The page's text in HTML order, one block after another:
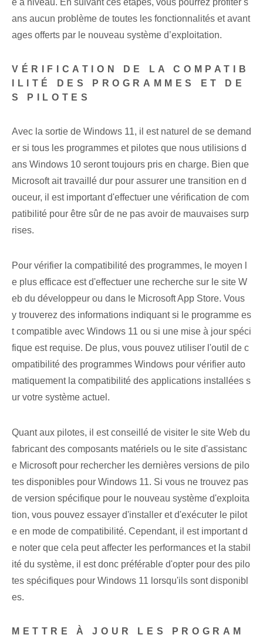
e à niveau. En suivant ces étapes, vous pourrez profiter s
ans aucun problème de toutes les fonctionnalités et avant
ages offerts par le nouveau système d’exploitation.
VÉRIFICATION DE LA COMPATIB
ILITÉ DES PROGRAMMES ET DE
S PILOTES
Avec la sortie de Windows 11, il est naturel de se demand
er si tous les programmes et pilotes que nous utilisions d
ans Windows 10 seront toujours pris en charge. Bien que
Microsoft ait travaillé dur pour assurer une transition en d
ouceur, il est important d'effectuer une vérification de com
patibilité pour être sûr de ne pas avoir de mauvaises surp
rises.
Pour vérifier la compatibilité des programmes, le moyen l
e plus efficace est d'effectuer une recherche sur le site W
eb du développeur ou dans le Microsoft App Store. Vous
y trouverez des informations indiquant si le programme es
t compatible avec Windows 11 ou si une mise à jour spéci
fique est requise. De plus, vous pouvez utiliser l'outil de c
ompatibilité des programmes Windows pour vérifier auto
matiquement la compatibilité des applications installées s
ur votre système actuel.
Quant aux pilotes, il est conseillé de visiter le site Web du
fabricant des composants matériels ou le site d'assistanc
e Microsoft pour rechercher les dernières versions de pilo
tes disponibles pour Windows 11. Si vous ne trouvez pas
de version spécifique pour le nouveau système d'exploita
tion, vous pouvez essayer d'installer et d'exécuter le pilot
e en mode de compatibilité. Cependant, il est important d
e noter que cela peut affecter les performances et la stabil
ité du système, il est donc préférable d'opter pour des pilo
tes spécifiques pour Windows 11 lorsqu'ils sont disponibl
es.
METTRE À JOUR LES PROGRAM